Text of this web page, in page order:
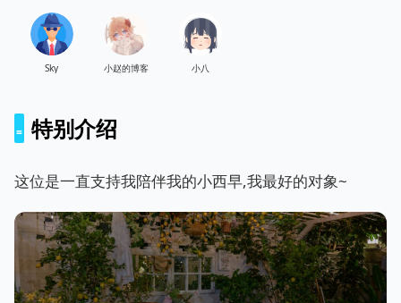
Sky 小赵的博客 小八
特别介绍
这位是一直支持我陪伴我的小西早,我最好的对象~